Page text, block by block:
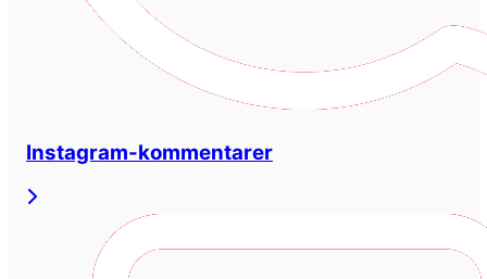
Instagram-kommentarer